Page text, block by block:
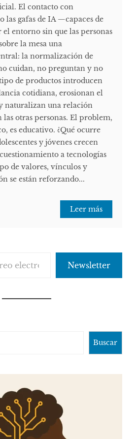
El contacto con
las gafas de IA —capaces de
entorno sin que las personas
la mesa una
la normalización de
cuidan, no preguntan y no
de productos introducen
cotidiana, erosionan el
naturalizan una relación
otras personas. El problem,
es educativo. ¿Qué ocurre
y jóvenes crecen
a tecnologías
de valores, vínculos y
se están reforzando...
Leer más
Newsletter
Buscar